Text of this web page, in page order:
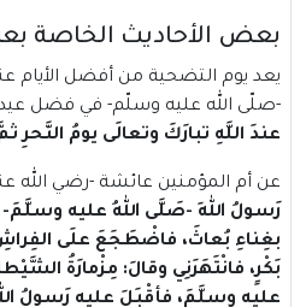
بعض الأحاديث الخاصة
يعد يوم التضحية من أفضل الأيام
-صلّى الله عليه وسلّم- في فضل
عندَ اللَّهِ تبارَكَ وتعالَى يومُ النَّحرِ
عن أم المؤمنين عائشة -رضي الله
رَسولُ اللهِ -صَلَّى اللهُ عليه وسلَّمَ-
بغِناءِ بُعاثَ، فاضْطَجَعَ علَى
بَكْرٍ، فانْتَهَرَنِي وقالَ: مِزْمارَةُ
عليه وسلَّمَ، فأقْبَلَ عليه رَسولُ